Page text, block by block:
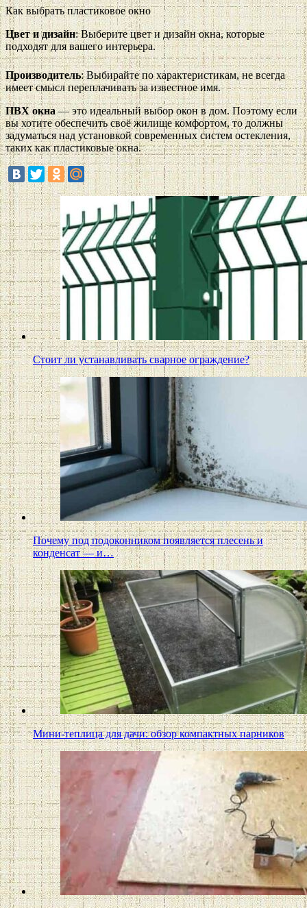
Как выбрать пластиковое окно
Цвет и дизайн: Выберите цвет и дизайн окна, которые
подходят для вашего интерьера.
Производитель: Выбирайте по характеристикам, не всегда
имеет смысл переплачивать за известное имя.
ПВХ окна— это идеальный выбор окон в дом. Поэтому если
вы хотите обеспечить своё жилище комфортом, то должны
задуматься над установкой современных систем остекления,
таких как пластиковые окна.
Стоит ли устанавливать сварное ограждение?
Почему под подоконником появляется плесень и
конденсат — и…
Мини-теплица для дачи: обзор компактных парников